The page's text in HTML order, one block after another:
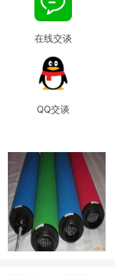
在线交谈
QQ交谈